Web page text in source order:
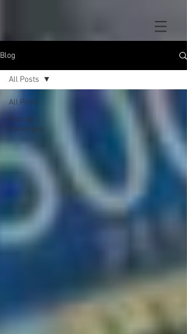
Blog
All Posts
Post de
Parkingos
All Posts